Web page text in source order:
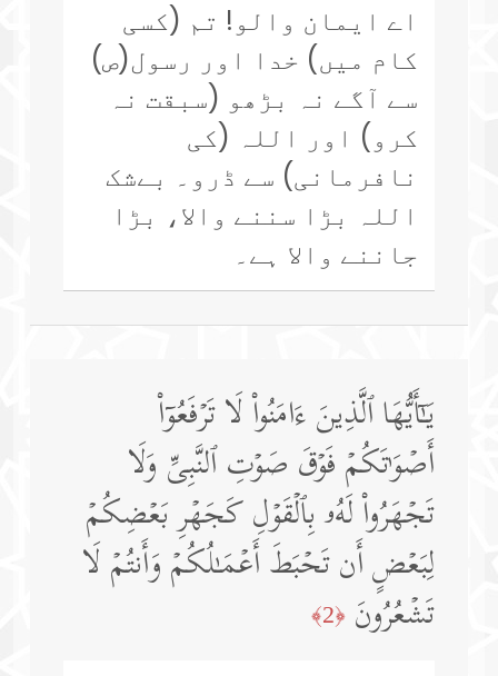
اے ایمان والو! تم (کسی
کام میں) خدا اور رسول(ص)
سے آگے نہ بڑھو (سبقت نہ
کرو) اور اللہ (کی
نافرمانی) سے ڈرو۔ بےشک
اللہ بڑا سننے والا، بڑا
جاننے والا ہے۔
یَـٰۤأَیُّهَا ٱلَّذِینَ ءَامَنُوا۟ لَا تَرۡفَعُوۤا۟
أَصۡوَ ٰ⁠تَكُمۡ فَوۡقَ صَوۡتِ ٱلنَّبِیِّ وَلَا
تَجۡهَرُوا۟ لَهُۥ بِٱلۡقَوۡلِ كَجَهۡرِ بَعۡضِكُمۡ
لِبَعۡضٍ أَن تَحۡبَطَ أَعۡمَـٰلُكُمۡ وَأَنتُمۡ لَا
تَشۡعُرُونَ ﴿2﴾